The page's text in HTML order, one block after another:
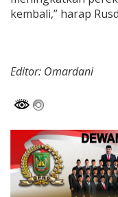
kembali,” harap
Editor: Omardani